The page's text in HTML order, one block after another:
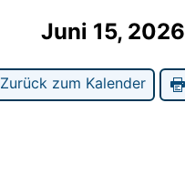
Juni 15, 2026
Zurück zum Kalender